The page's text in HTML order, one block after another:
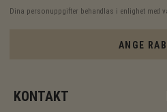
Dina personuppgifter behandlas i enlighet med
ANGE
KONTAKT